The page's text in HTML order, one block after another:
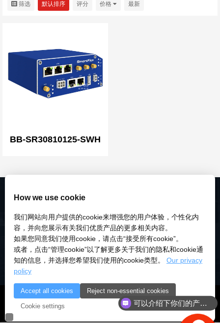
筛选 默认排序 评分 价格 最新
BB-SR30810125-SWH
© 2018-2026 深圳市研伟科技有限公司 版权所有 |粤ICP备
18028922号-3
粤公安备：10000
How we use cookie
我们网站向用户提供的cookie来增强您的用户体验，个性化内
容，并向您展示有关我们优质产品的更多相关内容。
如果您同意我们使用cookie，请点击“接受所有cookie”。
或者，点击“管理cookie”以了解更多关于我们的隐私和cookie通
知的信息，并选择您希望我们使用的cookie类型。 Our privacy
policy
Accept all cookies Reject non-essential cookies
Cookie settings 可以介绍下你们的产品么